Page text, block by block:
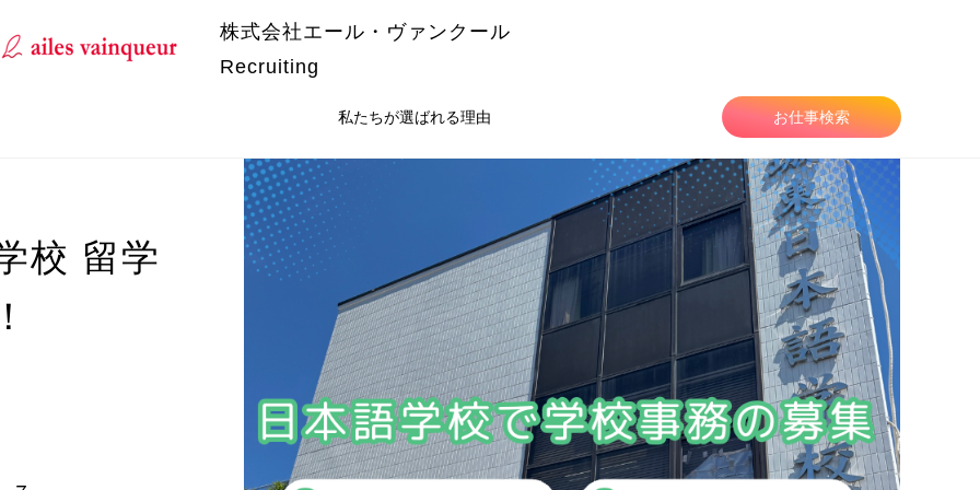
株式会社エール・ヴァンクール
Recruiting
私たちが選ばれる理由 お仕事検索
校 留学